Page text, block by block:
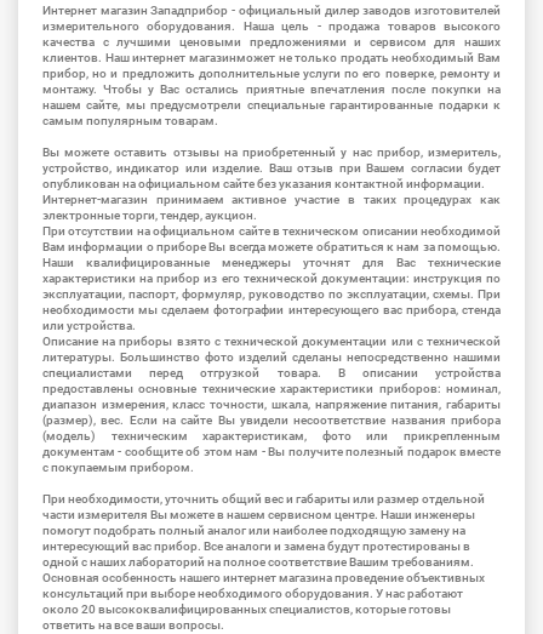
Интернет магазин Западприбор - официальный дилер заводов изготовителей
измерительного оборудования. Наша цель - продажа товаров высокого
качества с лучшими ценовыми предложениями и сервисом для наших
клиентов. Наш интернет магазинможет не только продать необходимый Вам
прибор, но и предложить дополнительные услуги по его поверке, ремонту и
монтажу. Чтобы у Вас остались приятные впечатления после покупки на
нашем сайте, мы предусмотрели специальные гарантированные подарки к
самым популярным товарам.
Вы можете оставить отзывы на приобретенный у нас прибор, измеритель,
устройство, индикатор или изделие. Ваш отзыв при Вашем согласии будет
опубликован на официальном сайте без указания контактной информации.
Интернет-магазин принимаем активное участие в таких процедурах как
электронные торги, тендер, аукцион.
При отсутствии на официальном сайте в техническом описании необходимой
Вам информации о приборе Вы всегда можете обратиться к нам за помощью.
Наши квалифицированные менеджеры уточнят для Вас технические
характеристики на прибор из его технической документации: инструкция по
эксплуатации, паспорт, формуляр, руководство по эксплуатации, схемы. При
необходимости мы сделаем фотографии интересующего вас прибора, стенда
или устройства.
Описание на приборы взято с технической документации или с технической
литературы. Большинство фото изделий сделаны непосредственно нашими
специалистами перед отгрузкой товара. В описании устройства
предоставлены основные технические характеристики приборов: номинал,
диапазон измерения, класс точности, шкала, напряжение питания, габариты
(размер), вес. Если на сайте Вы увидели несоответствие названия прибора
(модель) техническим характеристикам, фото или прикрепленным
документам - сообщите об этом нам - Вы получите полезный подарок вместе
с покупаемым прибором.
При необходимости, уточнить общий вес и габариты или размер отдельной
части измерителя Вы можете в нашем сервисном центре. Наши инженеры
помогут подобрать полный аналог или наиболее подходящую замену на
интересующий вас прибор. Все аналоги и замена будут протестированы в
одной с наших лабораторий на полное соответствие Вашим требованиям.
Основная особенность нашего интернет магазина проведение объективных
консультаций при выборе необходимого оборудования. У нас работают
около 20 высококвалифицированных специалистов, которые готовы
ответить на все ваши вопросы.